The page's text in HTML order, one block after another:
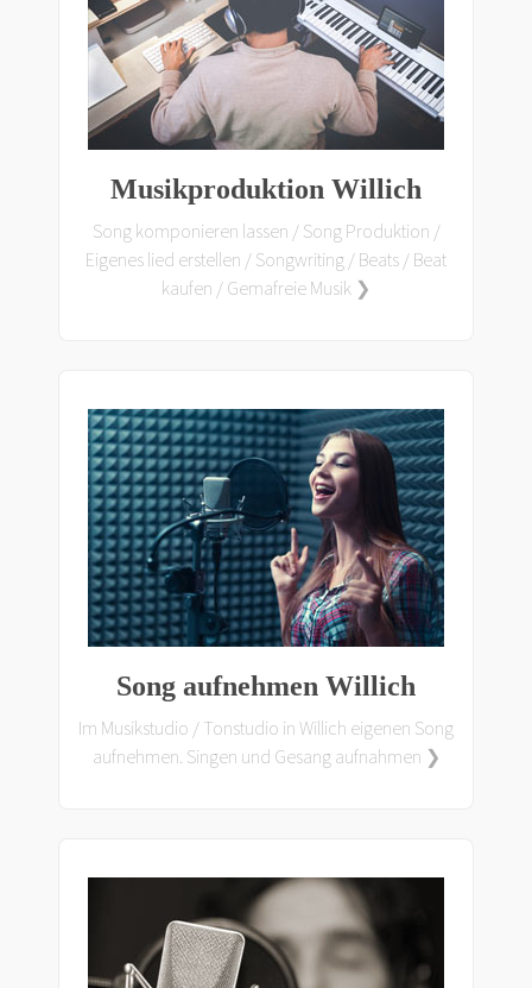
Musikproduktion Willich
Song komponieren lassen / Song Produktion /
Eigenes lied erstellen / Songwriting / Beats / Beat
kaufen / Gemafreie Musik ❯
Song aufnehmen Willich
Im Musikstudio / Tonstudio in Willich eigenen Song
aufnehmen. Singen und Gesang aufnahmen ❯